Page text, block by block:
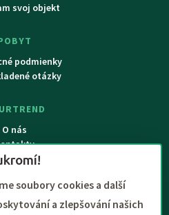
svoj objekt
podmienky
otázky
O nás
soubory cookies a další
a zlepšování našich